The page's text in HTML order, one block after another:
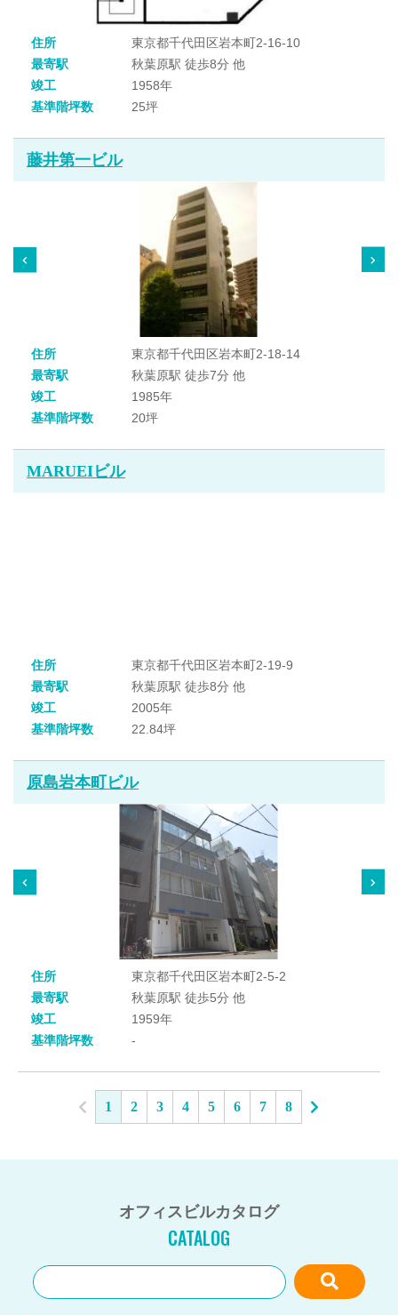
住所
東京都千代田区岩本町2-16-10
最寄駅
秋葉原駅 徒歩8分 他
竣工
1958年
基準階坪数
25坪
藤井第一ビル
住所
東京都千代田区岩本町2-18-14
最寄駅
秋葉原駅 徒歩7分 他
竣工
1985年
基準階坪数
20坪
MARUEIビル
住所
東京都千代田区岩本町2-19-9
最寄駅
秋葉原駅 徒歩8分 他
竣工
2005年
基準階坪数
22.84坪
原島岩本町ビル
住所
東京都千代田区岩本町2-5-2
最寄駅
秋葉原駅 徒歩5分 他
竣工
1959年
基準階坪数
-
1 2 3 4 5 6 7 8
オフィスビルカタログ
CATALOG